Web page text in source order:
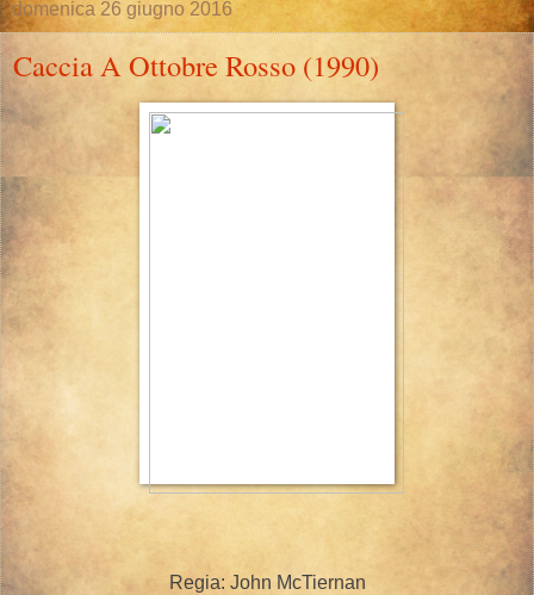
domenica 26 giugno 2016
Caccia A Ottobre Rosso (1990)
Regia: John McTiernan